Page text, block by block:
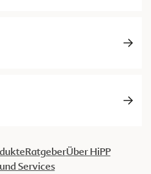
RatgeberÜber HiPP
Services